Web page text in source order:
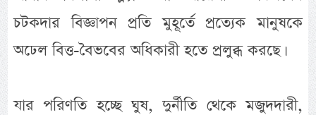
চটকদার বিজ্ঞাপন প্রতি মুহূর্তে প্রত্যেক মানুষকে
অঢেল বিত্ত-বৈভবের অধিকারী হতে প্রলুব্ধ করছে।
যার পরিণতি হচ্ছে ঘুষ, দুর্নীতি থেকে মজুদদারী,